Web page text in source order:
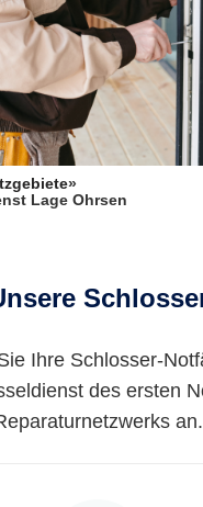
»
Lage Ohrsen
Ihre Schlosser-
des ersten
an.